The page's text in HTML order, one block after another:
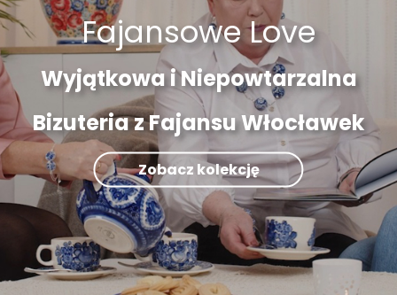
Fajansowe Love
Wyjątkowa i Niepowtarzalna
Bizuteria z Fajansu Włocławek
Zobacz kolekcję